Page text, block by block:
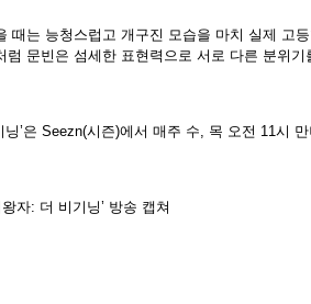
때는 능청스럽고 개구진 모습을 마치 실제 고
럼 문빈은 섬세한 표현력으로 서로 다른 분위
닝’은 Seezn(시즌)에서 매주 수, 목 오전 11시
자: 더 비기닝’ 방송 캡쳐